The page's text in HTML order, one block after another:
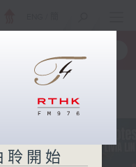
開始